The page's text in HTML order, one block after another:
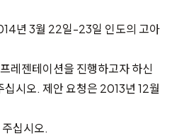
년 3월 22일-23일 인도의 고아
젠테이션을 진행하고자 하신
십시오. 제안 요청은 2013년 12월
십시오.